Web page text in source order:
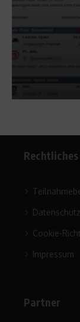
Rechtliches
Cookie-
Impressum
Partner